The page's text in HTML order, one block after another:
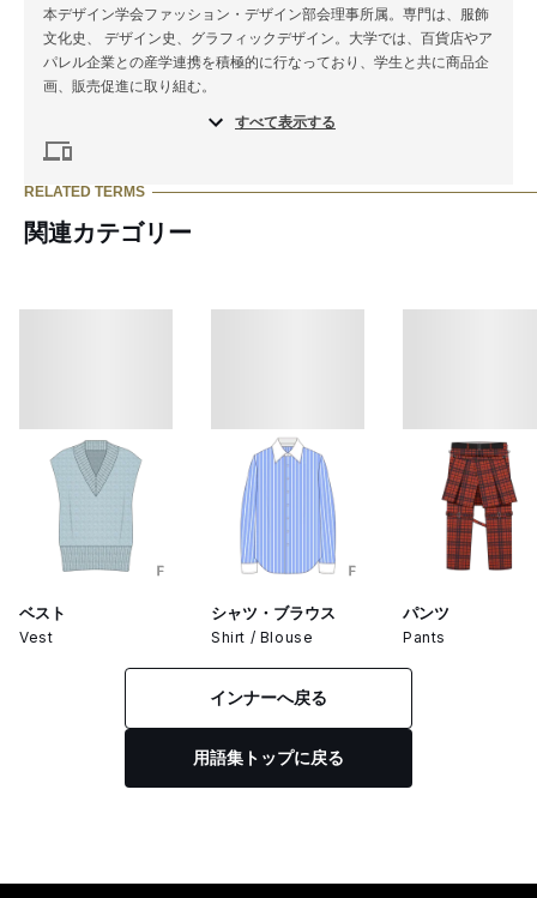
本デザイン学会ファッション・デザイン部会理事所属。専門は、服飾
文化史、 デザイン史、グラフィックデザイン。大学では、百貨店やア
パレル企業との産学連携を積極的に行なっており、学生と共に商品企
画、販売促進に取り組む。
すべて表示する
RELATED TERMS
関連カテゴリー
ベスト
Vest
シャツ・ブラウス
Shirt / Blouse
パンツ
Pants
インナーへ戻る
用語集トップに戻る